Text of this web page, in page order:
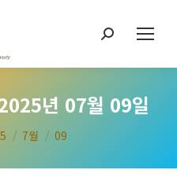
Search:
년 07월 09일
7월 09